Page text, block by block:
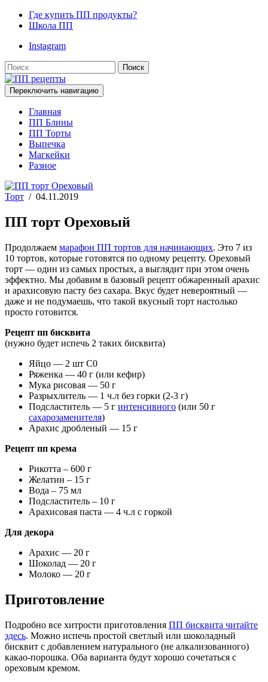
Где купить ПП продукты?
Школа ПП
Instagram
Поиск
Переключить навигацию
Главная
ПП Блины
ПП Торты
Выпечка
Магкейки
Разное
Торт / 04.11.2019
ПП торт Ореховый
Продолжаем марафон ПП тортов для начинающих. Это 7 из
10 тортов, которые готовятся по одному рецепту. Ореховый
торт — один из самых простых, а выглядит при этом очень
эффектно. Мы добавим в базовый рецепт обжаренный арахис
и арахисовую пасту без сахара. Вкус будет невероятный —
даже и не подумаешь, что такой вкусный торт настолько
просто готовится.
Рецепт пп бисквита
(нужно будет испечь 2 таких бисквита)
Яйцо — 2 шт С0
Ряженка — 40 г (или кефир)
Мука рисовая — 50 г
Разрыхлитель — 1 ч.л без горки (2-3 г)
Подсластитель — 5 г интенсивного (или 50 г
сахарозаменителя)
Арахис дробленый — 15 г
Рецепт пп крема
Рикотта – 600 г
Желатин – 15 г
Вода – 75 мл
Подсластитель – 10 г
Арахисовая паста — 4 ч.л с горкой
Для декора
Арахис — 20 г
Шоколад — 20 г
Молоко — 20 г
Приготовление
Подробно все хитрости приготовления ПП бисквита читайте
здесь. Можно испечь простой светлый или шоколадный
бисквит с добавлением натурального (не алкализованного)
какао-порошка. Оба варианта будут хорошо сочетаться с
ореховым кремом.